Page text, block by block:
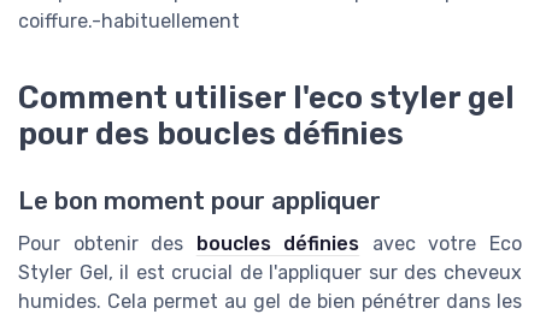
coiffure.-habituellement
Comment utiliser l'eco styler gel
pour des boucles définies
Le bon moment pour appliquer
Pour obtenir des boucles définies avec votre Eco
Styler Gel, il est crucial de l'appliquer sur des cheveux
humides. Cela permet au gel de bien pénétrer dans les